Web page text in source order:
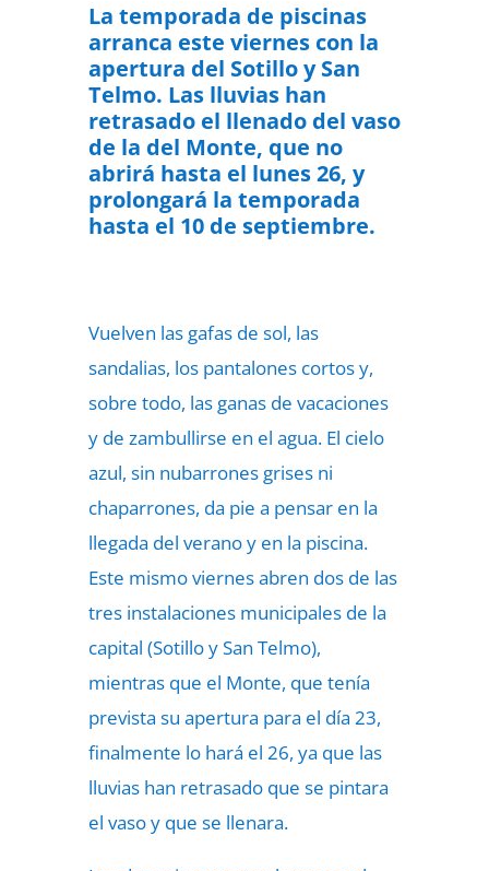
La temporada de piscinas
arranca este viernes con la
apertura del Sotillo y San
Telmo. Las lluvias han
retrasado el llenado del vaso
de la del Monte, que no
abrirá hasta el lunes 26, y
prolongará la temporada
hasta el 10 de septiembre.
Vuelven las gafas de sol, las
sandalias, los pantalones cortos y,
sobre todo, las ganas de vacaciones
y de zambullirse en el agua. El cielo
azul, sin nubarrones grises ni
chaparrones, da pie a pensar en la
llegada del verano y en la piscina.
Este mismo viernes abren dos de las
tres instalaciones municipales de la
capital (Sotillo y San Telmo),
mientras que el Monte, que tenía
prevista su apertura para el día 23,
finalmente lo hará el 26, ya que las
lluvias han retrasado que se pintara
el vaso y que se llenara.